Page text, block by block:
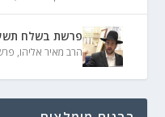
פרשת בשלח
הרב מאיר אליהו,